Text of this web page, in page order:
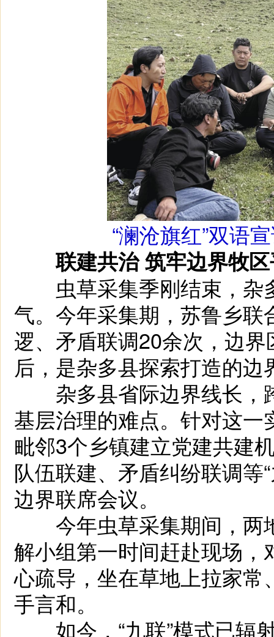
“澜沧旗红”双语
联建共治 筑牢边界牧
虫草采集季刚结束，杂
气。今年采集期，苏鲁乡
逻、矛盾联调20余次，边
后，是杂多县探索打造的边
杂多县省际边界线长，
基层治理的难点。针对这
毗邻3个乡镇建立党建共建
队伍联建、矛盾纠纷联调等
边界联席会议。
今年虫草采集期间，两
解小组第一时间赶赴现场
心疏导，坐在草地上拉家
手言和。
如今，“九联”模式已辐